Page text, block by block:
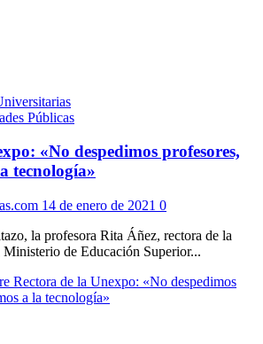
Públicas
«No despedimos profesores,
tecnología»
14 de enero de 2021 0
la profesora Rita Áñez, rectora de la
de Educación Superior...
Rectora de la Unexpo: «No despedimos
a la tecnología»